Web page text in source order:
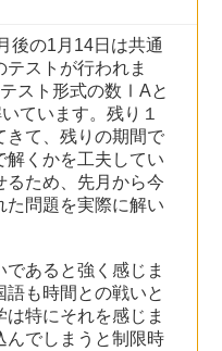
後の1月14日は共通
ストが行われま
スト形式の数ⅠAと
ています。残り１
きて、残りの期間で
解くかを工夫してい
るため、先月から今
た問題を実際に解い
あると強く感じま
語も時間との戦いと
特にそれを感じま
んでしまうと制限時